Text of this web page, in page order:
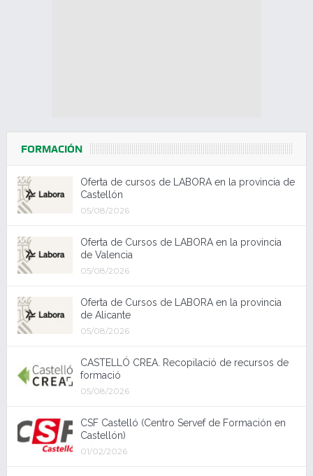
FORMACIÓN
Oferta de cursos de LABORA en la provincia de
Castellón
05/08/2026
Oferta de Cursos de LABORA en la provincia
de Valencia
05/08/2026
Oferta de Cursos de LABORA en la provincia
de Alicante
05/08/2026
CASTELLÓ CREA. Recopilació de recursos de
formació
05/08/2026
CSF Castelló (Centro Servef de Formación en
Castellón)
01/02/2026